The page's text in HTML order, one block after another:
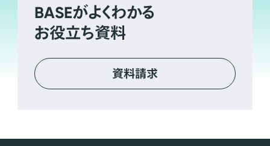
BASEがよくわかる
お役立ち資料
資料請求